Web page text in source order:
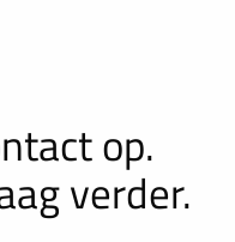
op.
verder.